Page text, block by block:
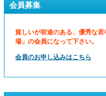
会員募集
貧しいが前途のある、優秀な
場」の会員になって下さい。
会員のお申し込みはこちら